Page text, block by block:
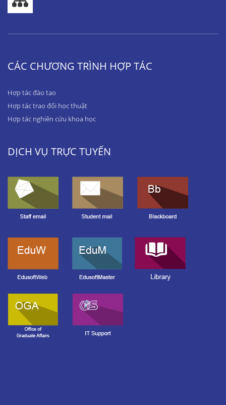
CÁC CHƯƠNG TRÌNH HỢP TÁC
Hợp tác đào tạo
Hợp tác trao đổi học thuật
Hợp tác nghiên cứu khoa học
DỊCH VỤ TRỰC TUYẾN